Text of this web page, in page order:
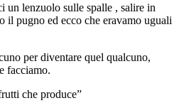
un lenzuolo sulle spalle , salire in
il pugno ed ecco che eravamo uguali
per diventare quel qualcuno,
facciamo.
che produce”